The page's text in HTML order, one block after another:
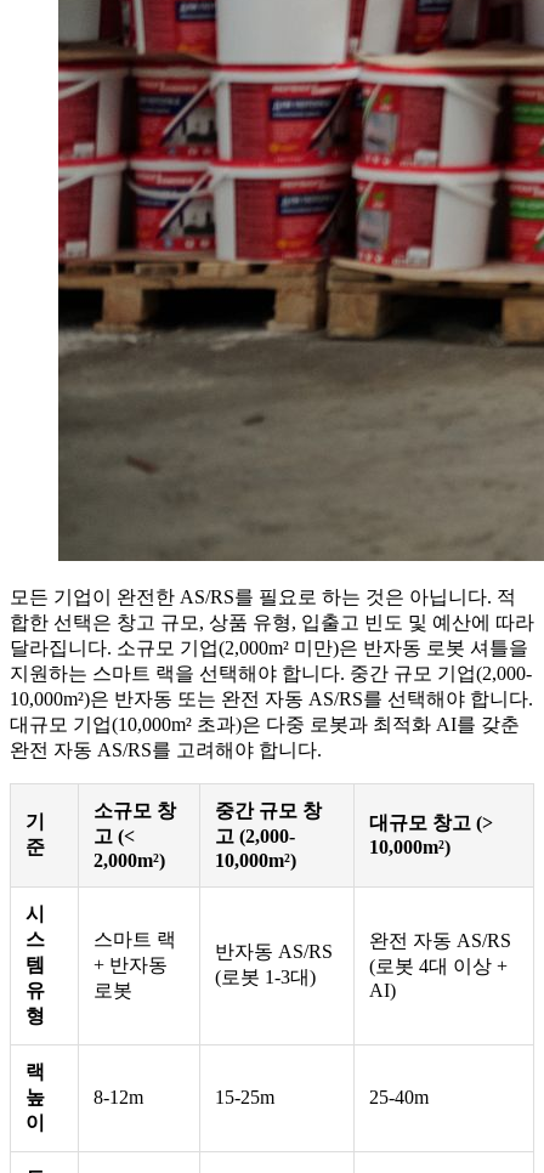
모든 기업이 완전한 AS/RS를 필요로 하는 것은 아닙니다. 적
합한 선택은 창고 규모, 상품 유형, 입출고 빈도 및 예산에 따라
달라집니다. 소규모 기업(2,000m² 미만)은 반자동 로봇 셔틀을
지원하는 스마트 랙을 선택해야 합니다. 중간 규모 기업(2,000-
10,000m²)은 반자동 또는 완전 자동 AS/RS를 선택해야 합니다.
대규모 기업(10,000m² 초과)은 다중 로봇과 최적화 AI를 갖춘
완전 자동 AS/RS를 고려해야 합니다.
기
준
소규모 창
고 (<
2,000m²)
중간 규모 창
고 (2,000-
10,000m²)
대규모 창고 (>
10,000m²)
시
스
템
유
형
스마트 랙
+ 반자동
로봇
반자동 AS/RS
(로봇 1-3대)
완전 자동 AS/RS
(로봇 4대 이상 +
AI)
랙
높
이
8-12m 15-25m 25-40m